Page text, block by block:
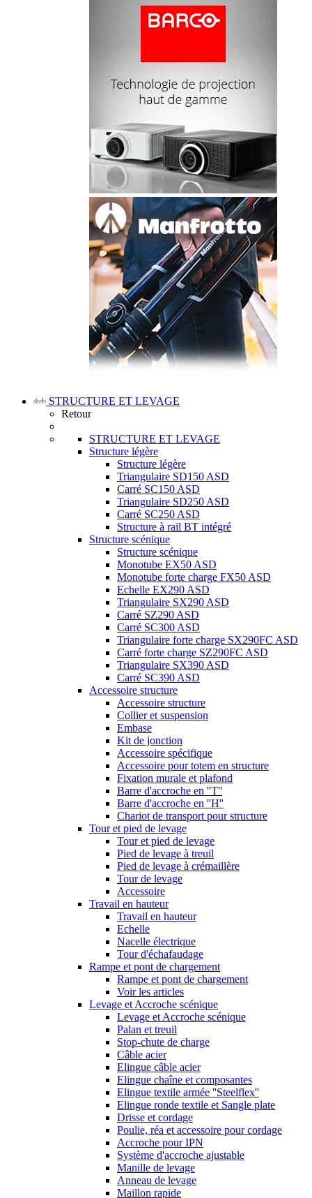
STRUCTURE ET LEVAGE
Retour
STRUCTURE ET LEVAGE
Structure légère
Structure légère
Triangulaire SD150 ASD
Carré SC150 ASD
Triangulaire SD250 ASD
Carré SC250 ASD
Structure à rail BT intégré
Structure scénique
Structure scénique
Monotube EX50 ASD
Monotube forte charge FX50 ASD
Echelle EX290 ASD
Triangulaire SX290 ASD
Carré SZ290 ASD
Carré SC300 ASD
Triangulaire forte charge SX290FC ASD
Carré forte charge SZ290FC ASD
Triangulaire SX390 ASD
Carré SC390 ASD
Accessoire structure
Accessoire structure
Collier et suspension
Embase
Kit de jonction
Accessoire spécifique
Accessoire pour totem en structure
Fixation murale et plafond
Barre d'accroche en ''T''
Barre d'accroche en ''H''
Chariot de transport pour structure
Tour et pied de levage
Tour et pied de levage
Pied de levage à treuil
Pied de levage à crémaillère
Tour de levage
Accessoire
Travail en hauteur
Travail en hauteur
Echelle
Nacelle électrique
Tour d'échafaudage
Rampe et pont de chargement
Rampe et pont de chargement
Voir les articles
Levage et Accroche scénique
Levage et Accroche scénique
Palan et treuil
Stop-chute de charge
Câble acier
Elingue câble acier
Elingue chaîne et composantes
Elingue textile armée ''Steelflex''
Elingue ronde textile et Sangle plate
Drisse et cordage
Poulie, réa et accessoire pour cordage
Accroche pour IPN
Système d'accroche ajustable
Manille de levage
Anneau de levage
Maillon rapide